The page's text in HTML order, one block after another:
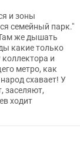
и зоны
семейный парк."
же дышать
какие только
и
метро, как
схавает! У
заселяют,
ходит